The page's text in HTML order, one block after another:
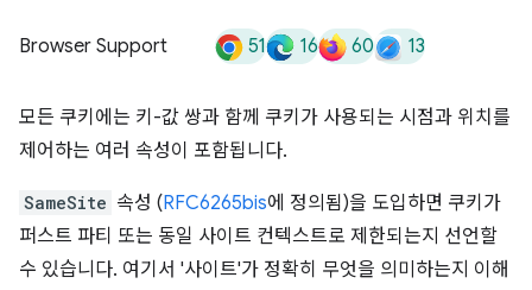
Browser Support 51 16 60 13
모든 쿠키에는 키-값 쌍과 함께 쿠키가 사용되는 시점과 위치를
제어하는 여러 속성이 포함됩니다.
SameSite 속성 (RFC6265bis에 정의됨)을 도입하면 쿠키가
퍼스트 파티 또는 동일 사이트 컨텍스트로 제한되는지 선언할
수 있습니다. 여기서 '사이트'가 정확히 무엇을 의미하는지 이해